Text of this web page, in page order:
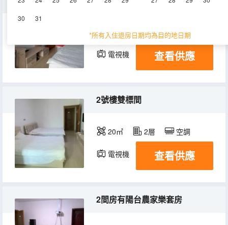
30 31
*所有入住退房日期均為目的地日期
20㎡ 1層 空調
電視機 查看供應
2號樓雙標間
20㎡ 2層 空調
電視機 查看供應
2間房有陽台農家樂套房